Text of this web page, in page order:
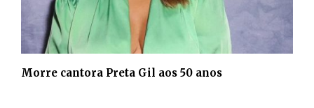
Morre cantora Preta Gil aos 50 anos